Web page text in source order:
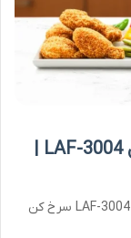
نقد و بررسی سرخ کن بدون روغن لکسی کال مدل LAF-3004 سرخ کن